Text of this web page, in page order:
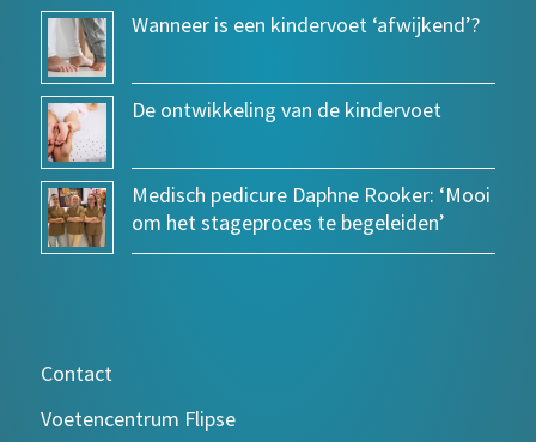
Wanneer is een kindervoet ‘afwijkend’?
De ontwikkeling van de kindervoet
Medisch pedicure Daphne Rooker: ‘Mooi
om het stageproces te begeleiden’
Contact
Voetencentrum Flipse